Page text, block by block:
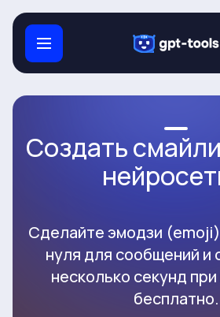
Создать
Сделайте эмодзи
нуля для сообщений и
несколько секунд
бесплатно.